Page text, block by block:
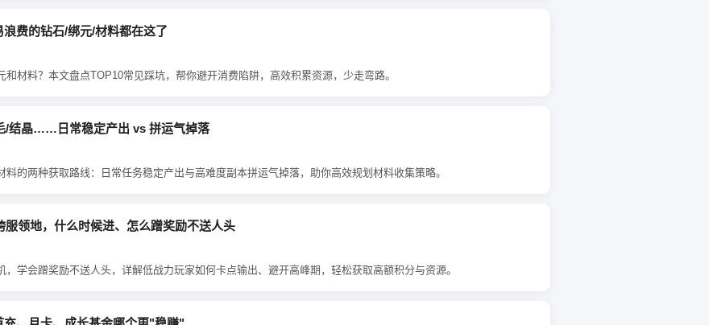
费的钻石/绑元/材料都在这了
材料？本文盘点TOP10常见踩坑，帮你避开消费陷阱，高效积累资源，少走弯路。
/结晶……日常稳定产出 vs 拼运气掉落
的两种获取路线：日常任务稳定产出与高难度副本拼运气掉落，助你高效规划材料收集策略。
领地，什么时候进、怎么蹭奖励不送人头
学会蹭奖励不送人头，详解低战力玩家如何卡点输出、避开高峰期，轻松获取高额积分与资源。